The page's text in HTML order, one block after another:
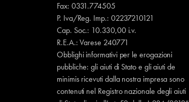
Fax: 0331.774505
P. Iva/Reg. Imp.: 02237210121
Cap. Soc.: 10.330,00 i.v.
R.E.A.: Varese 240771
Obblighi informativi per le erogazioni
pubbliche: gli aiuti di Stato e gli aiuti de
minimis ricevuti dalla nostra impresa sono
contenuti nel Registro nazionale degli aiuti